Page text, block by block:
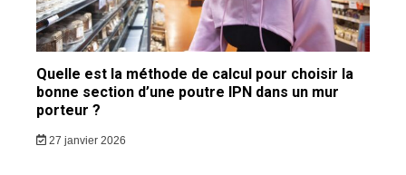
Quelle est la méthode de calcul pour choisir la
bonne section d’une poutre IPN dans un mur
porteur ?
27 janvier 2026